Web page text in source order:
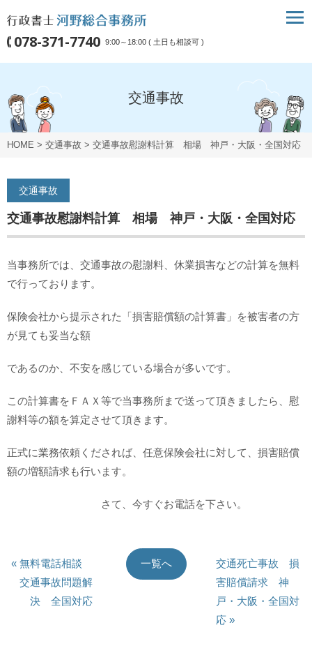
078-371-7740 9:00～18:00 ( 土日も相談可 )
交通事故
HOME > 交通事故 > 交通事故慰謝料計算 相場 神戸・大阪・全国対応
交通事故
交通事故慰謝料計算 相場 神戸・大阪・全国対応
当事務所では、交通事故の慰謝料、休業損害などの計算を無料
で行っております。
保険会社から提示された「損害賠償額の計算書」を被害者の方
が見ても妥当な額
であるのか、不安を感じている場合が多いです。
この計算書をＦＡＸ等で当事務所まで送って頂きましたら、慰
謝料等の額を算定させて頂きます。
正式に業務依頼くだされば、任意保険会社に対して、損害賠償
額の増額請求も行います。
さて、今すぐお電話を下さい。
« 無料電話相談
交通事故問題解
決 全国対応
一覧へ
交通死亡事故 損
害賠償請求 神
戸・大阪・全国対
応 »